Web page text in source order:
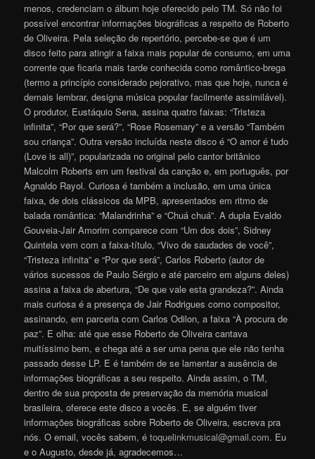
menos, credenciam o álbum hoje oferecido pelo TM. Só não foi
possível encontrar informações biográficas a respeito de Roberto
de Oliveira. Pela seleção de repertório, percebe-se que é um
disco feito para atingir a faixa mais popular de consumo, em uma
corrente que ficaria mais tarde conhecida como romântico-brega
(termo a princípio considerado pejorativo, mas que hoje, nunca é
demais lembrar, designa música popular facilmente assimilável).
O produtor, Eustáquio Sena, assina quatro faixas: “Tristeza
infinita”, “Por que será?”, “Rose Rosemary” e a versão “Também
sou criança”. Outra versão incluída neste disco é “O amor é tudo
(Love is all)”, popularizada no original pelo cantor britânico
Malcolm Roberts em um festival da canção e, em português, por
Agnaldo Rayol. Curiosa é também a inclusão, em uma única
faixa, de dois clássicos da MPB, apresentados em ritmo de
balada romântica: “Malandrinha” e “Chuá chuá”. A dupla Evaldo
Gouveia-Jair Amorim comparece com “Um dos dois”, Sidney
Quintela vem com a faixa-título, “Vivo de saudades de você”,
“Tristeza infinita” e “Por que será”, Carlos Roberto (autor de
vários sucessos de Paulo Sérgio e até parceiro em alguns deles)
assina a faixa de abertura, “De que vale esta grandeza?”. Ainda
mais curiosa é a presença de Jair Rodrigues como compositor,
assinando, em parceria com Carlos Odilon, a faixa “À procura de
paz”. E olha: até que esse Roberto de Oliveira cantava
muitíssimo bem, e chega até a ser uma pena que ele não tenha
passado desse LP. E é também de se lamentar a ausência de
informações biográficas a seu respeito. Ainda assim, o TM,
dentro de sua proposta de preservação da memória musical
brasileira, oferece este disco a vocês. E, se alguém tiver
informações biográficas sobre Roberto de Oliveira, escreva pra
nós. O email, vocês sabem, étoquelinkmusical@gmail.com. Eu
e o Augusto, desde já, agradecemos…